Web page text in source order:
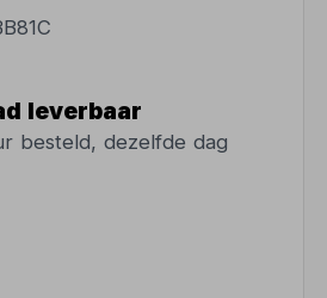
leverbaar
besteld, dezelfde dag